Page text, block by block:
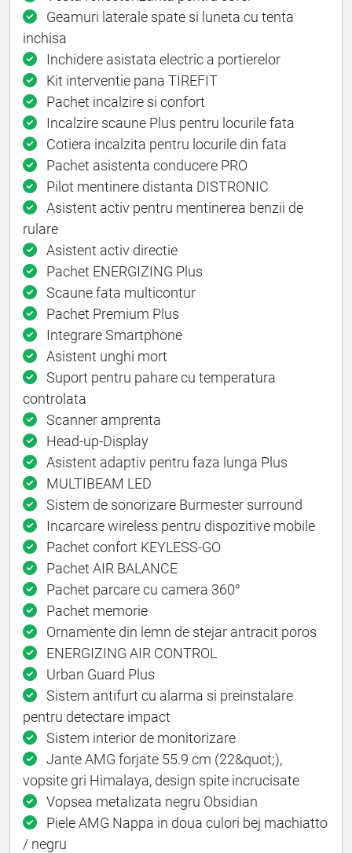
Geamuri laterale spate si luneta cu tenta
inchisa
Inchidere asistata electric a portierelor
Kit interventie pana TIREFIT
Pachet incalzire si confort
Incalzire scaune Plus pentru locurile fata
Cotiera incalzita pentru locurile din fata
Pachet asistenta conducere PRO
Pilot mentinere distanta DISTRONIC
Asistent activ pentru mentinerea benzii de
rulare
Asistent activ directie
Pachet ENERGIZING Plus
Scaune fata multicontur
Pachet Premium Plus
Integrare Smartphone
Asistent unghi mort
Suport pentru pahare cu temperatura
controlata
Scanner amprenta
Head-up-Display
Asistent adaptiv pentru faza lunga Plus
MULTIBEAM LED
Sistem de sonorizare Burmester surround
Incarcare wireless pentru dispozitive mobile
Pachet confort KEYLESS-GO
Pachet AIR BALANCE
Pachet parcare cu camera 360°
Pachet memorie
Ornamente din lemn de stejar antracit poros
ENERGIZING AIR CONTROL
Urban Guard Plus
Sistem antifurt cu alarma si preinstalare
pentru detectare impact
Sistem interior de monitorizare
Jante AMG forjate 55.9 cm (22&quot;),
vopsite gri Himalaya, design spite incrucisate
Vopsea metalizata negru Obsidian
Piele AMG Nappa in doua culori bej machiatto
/ negru